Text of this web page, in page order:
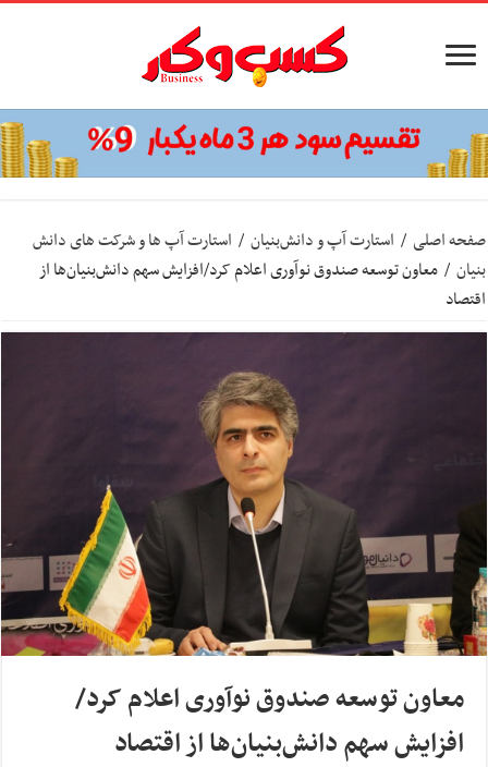
صفحه اصلی / استارت آپ‌ و دانش‌بنیان‌ / استارت آپ ها و شرکت های دانش
بنیان / معاون توسعه صندوق نوآوری اعلام کرد/افزایش سهم دانش‌بنیان‌ها از
اقتصاد
معاون توسعه صندوق نوآوری اعلام کرد/
افزایش سهم دانش‌بنیان‌ها از اقتصاد